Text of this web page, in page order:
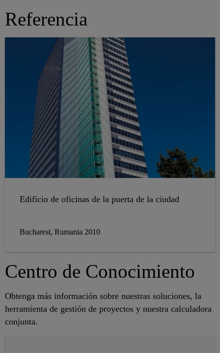
Referencia
Edificio de oficinas de la puerta de la ciudad
Bucharest, Rumania 2010
Centro de Conocimiento
Obtenga más información sobre nuestras soluciones, la
herramienta de gestión de proyectos y nuestra calculadora
conjunta.